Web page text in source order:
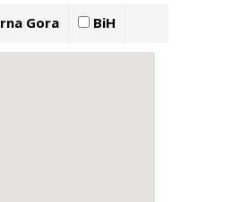
Gora BiH